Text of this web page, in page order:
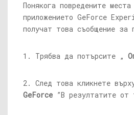
Понякога повредените
приложението GeForce
получат това съобщение за
1. Трябва да потърсите „
2. След това кликнете
GeForce ”В резултатите от